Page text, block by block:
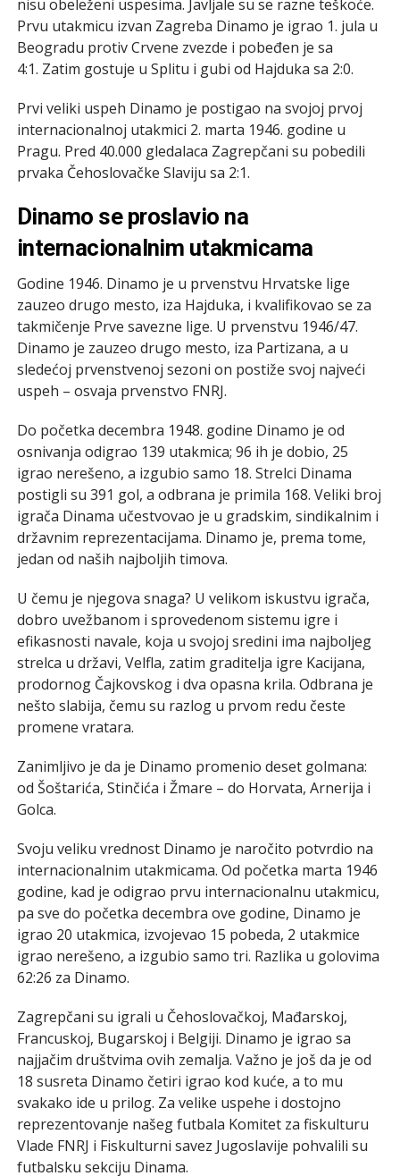
nisu obeleženi uspesima. Javljale su se razne teškoće.
Prvu utakmicu izvan Zagreba Dinamo je igrao 1. jula u
Beogradu protiv Crvene zvezde i pobeđen je sa
4:1. Zatim gostuje u Splitu i gubi od Hajduka sa 2:0.
Prvi veliki uspeh Dinamo je postigao na svojoj prvoj
internacionalnoj utakmici 2. marta 1946. godine u
Pragu. Pred 40.000 gledalaca Zagrepčani su pobedili
prvaka Čehoslovačke Slaviju sa 2:1.
Dinamo se proslavio na
internacionalnim utakmicama
Godine 1946. Dinamo je u prvenstvu Hrvatske lige
zauzeo drugo mesto, iza Hajduka, i kvalifikovao se za
takmičenje Prve savezne lige. U prvenstvu 1946/47.
Dinamo je zauzeo drugo mesto, iza Partizana, a u
sledećoj prvenstvenoj sezoni on postiže svoj najveći
uspeh – osvaja prvenstvo FNRJ.
Do početka decembra 1948. godine Dinamo je od
osnivanja odigrao 139 utakmica; 96 ih je dobio, 25
igrao nerešeno, a izgubio samo 18. Strelci Dinama
postigli su 391 gol, a odbrana je primila 168. Veliki broj
igrača Dinama učestvovao je u gradskim, sindikalnim i
državnim reprezentacijama. Dinamo je, prema tome,
jedan od naših najboljih timova.
U čemu je njegova snaga? U velikom iskustvu igrača,
dobro uvežbanom i sprovedenom sistemu igre i
efikasnosti navale, koja u svojoj sredini ima najboljeg
strelca u državi, Velfla, zatim graditelja igre Kacijana,
prodornog Čajkovskog i dva opasna krila. Odbrana je
nešto slabija, čemu su razlog u prvom redu česte
promene vratara.
Zanimljivo je da je Dinamo promenio deset golmana:
od Šoštarića, Stinčića i Žmare – do Horvata, Arnerija i
Golca.
Svoju veliku vrednost Dinamo je naročito potvrdio na
internacionalnim utakmicama. Od početka marta 1946
godine, kad je odigrao prvu internacionalnu utakmicu,
pa sve do početka decembra ove godine, Dinamo je
igrao 20 utakmica, izvojevao 15 pobeda, 2 utakmice
igrao nerešeno, a izgubio samo tri. Razlika u golovima
62:26 za Dinamo.
Zagrepčani su igrali u Čehoslovačkoj, Mađarskoj,
Francuskoj, Bugarskoj i Belgiji. Dinamo je igrao sa
najjačim društvima ovih zemalja. Važno je još da je od
18 susreta Dinamo četiri igrao kod kuće, a to mu
svakako ide u prilog. Za velike uspehe i dostojno
reprezentovanje našeg futbala Komitet za fiskulturu
Vlade FNRJ i Fiskulturni savez Jugoslavije pohvalili su
futbalsku sekciju Dinama.